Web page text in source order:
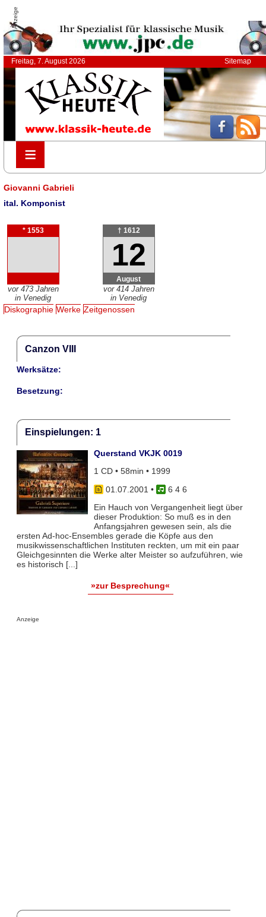
Anzeige
Freitag, 7. August 2026 Sitemap
≡
≡
Giovanni Gabrieli
ital. Komponist
* 1553
vor 473 Jahren
in Venedig
† 1612
12
August
vor 414 Jahren
in Venedig
Diskographie Werke Zeitgenossen
Canzon VIII
Werksätze:
Besetzung:
Einspielungen: 1
Querstand VKJK 0019
1 CD • 58min • 1999
01.07.2001 •
6 4 6
Ein Hauch von Vergangenheit liegt über
dieser Produktion: So muß es in den
Anfangsjahren gewesen sein, als die
ersten Ad-hoc-Ensembles gerade die Köpfe aus den
musikwissenschaftlichen Instituten reckten, um mit ein paar
Gleichgesinnten die Werke alter Meister so aufzuführen, wie
es historisch [...]
»zur Besprechung«
Anzeige